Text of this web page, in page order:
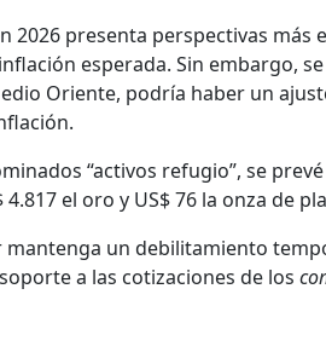
2026 presenta perspectivas más
esperada. Sin embargo,
Oriente, podría haber un
“activos refugio”, se
el oro y US$ 76 la onza de
mantenga un debilitamiento
a las cotizaciones de los